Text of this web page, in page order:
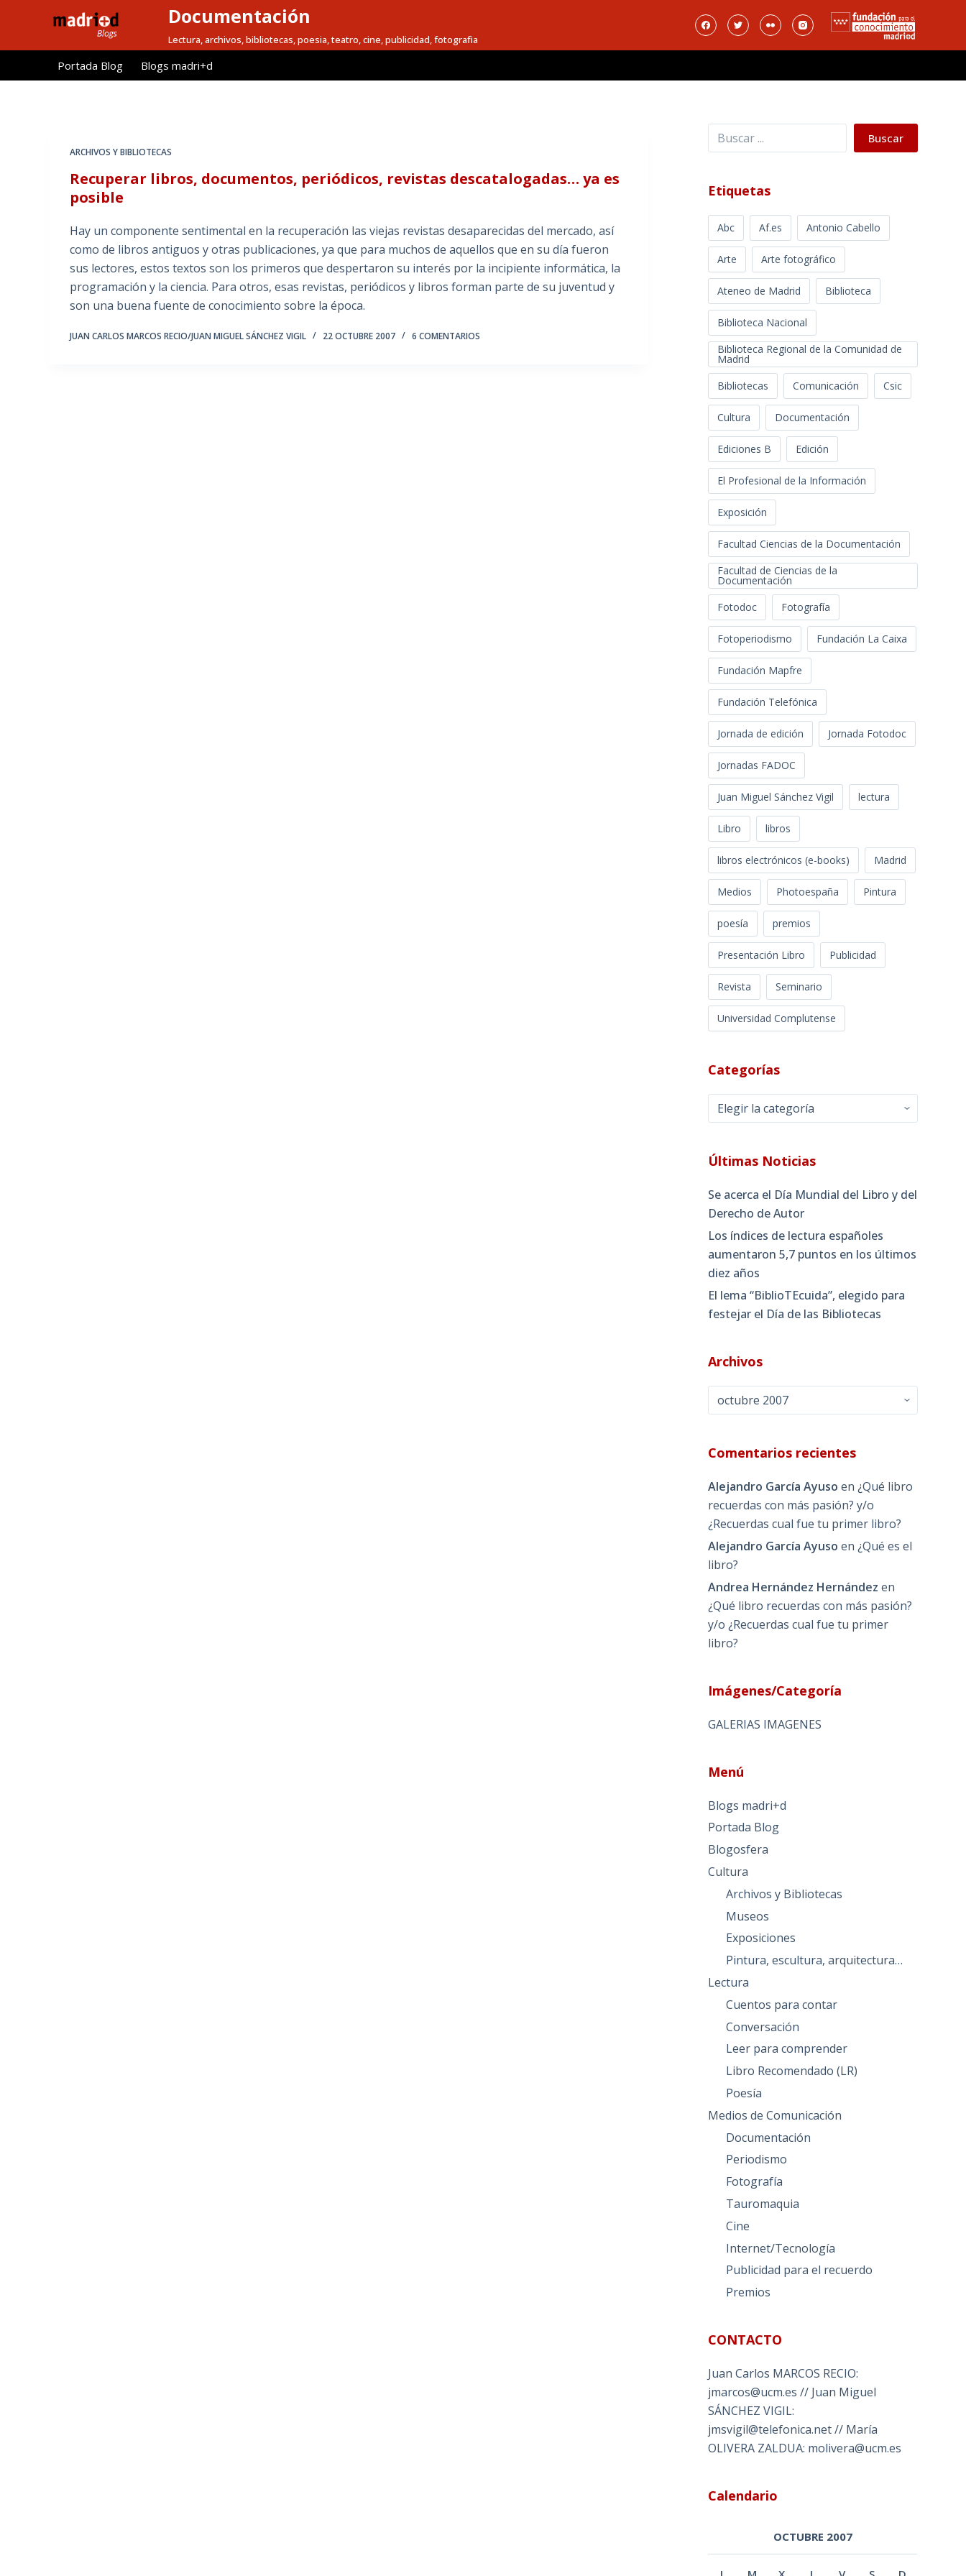
l
Documentación
Lectura, archivos, bibliotecas, poesia, teatro, cine, publicidad, fotografia
Portada Blog Blogs madri+d
ARCHIVOS Y BIBLIOTECAS
Recuperar libros, documentos, periódicos, revistas descatalogadas… ya es
posible
Hay un componente sentimental en la recuperación las viejas revistas desaparecidas del mercado, así
como de libros antiguos y otras publicaciones, ya que para muchos de aquellos que en su día fueron
sus lectores, estos textos son los primeros que despertaron su interés por la incipiente informática, la
programación y la ciencia. Para otros, esas revistas, periódicos y libros forman parte de su juventud y
son una buena fuente de conocimiento sobre la época.
JUAN CARLOS MARCOS RECIO/JUAN MIGUEL SÁNCHEZ VIGIL 22 OCTUBRE 2007 6 COMENTARIOS
Buscar Buscar
Etiquetas
Abc Af.es Antonio Cabello
Arte Arte fotográfico
Ateneo de Madrid Biblioteca
Biblioteca Nacional
Biblioteca Regional de la Comunidad de
Madrid
Bibliotecas
Comunicación Csic
Cultura Documentación
Ediciones B Edición
El Profesional de la Información
Exposición
Facultad Ciencias de la Documentación
Facultad de Ciencias de la
Documentación
Fotodoc
Fotografía
Fotoperiodismo Fundación La Caixa
Fundación Mapfre
Fundación Telefónica
Jornada de edición Jornada Fotodoc
Jornadas FADOC
Juan Miguel Sánchez Vigil lectura
Libro libros
libros electrónicos (e-books) Madrid
Medios Photoespaña Pintura
poesía premios
Presentación Libro Publicidad
Revista Seminario
Universidad Complutense
Categorías
Categorías
Últimas Noticias
Se acerca el Día Mundial del Libro y del
Derecho de Autor
Los índices de lectura españoles
aumentaron 5,7 puntos en los últimos
diez años
El lema “BiblioTEcuida”, elegido para
festejar el Día de las Bibliotecas
Archivos
Archivos
Comentarios recientes
Alejandro García Ayuso en¿Qué libro
recuerdas con más pasión? y/o
¿Recuerdas cual fue tu primer libro?
Alejandro García Ayuso en¿Qué es el
libro?
Andrea Hernández Hernández en
¿Qué libro recuerdas con más pasión?
y/o ¿Recuerdas cual fue tu primer
libro?
Imágenes/Categoría
GALERIAS IMAGENES
Menú
Blogs madri+d
Portada Blog
Blogosfera
Cultura
Archivos y Bibliotecas
Museos
Exposiciones
Pintura, escultura, arquitectura…
Lectura
Cuentos para contar
Conversación
Leer para comprender
Libro Recomendado (LR)
Poesía
Medios de Comunicación
Documentación
Periodismo
Fotografía
Tauromaquia
Cine
Internet/Tecnología
Publicidad para el recuerdo
Premios
CONTACTO
Juan Carlos MARCOS RECIO:
jmarcos@ucm.es // Juan Miguel
SÁNCHEZ VIGIL:
jmsvigil@telefonica.net // María
OLIVERA ZALDUA: molivera@ucm.es
Calendario
OCTUBRE 2007